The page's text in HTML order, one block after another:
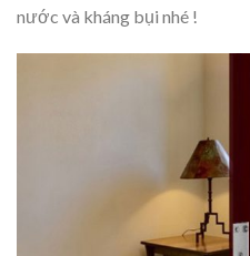
nước và kháng bụi nhé !